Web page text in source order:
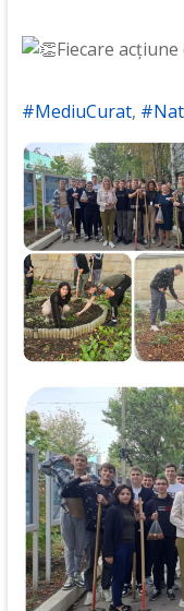
Fiecare acțiune
#MediuCurat,